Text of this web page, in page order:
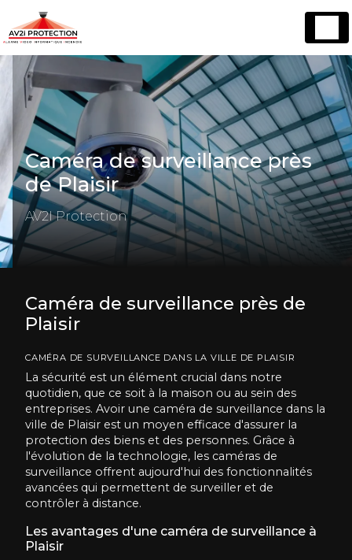
Caméra de surveillance près
de Plaisir
AV2I Protection
Caméra de surveillance près de
Plaisir
CAMÉRA DE SURVEILLANCE DANS LA VILLE DE PLAISIR
La sécurité est un élément crucial dans notre
quotidien, que ce soit à la maison ou au sein des
entreprises. Avoir une caméra de surveillance dans la
ville de Plaisir est un moyen efficace d'assurer la
protection des biens et des personnes. Grâce à
l'évolution de la technologie, les caméras de
surveillance offrent aujourd'hui des fonctionnalités
avancées qui permettent de surveiller et de
contrôler à distance.
Les avantages d'une caméra de surveillance à
Plaisir
Panneau de gestion des cookies